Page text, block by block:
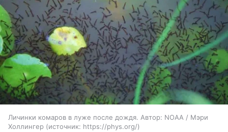
Личинки комаров в луже после дождя. Автор: NOAA / Мэри
Холлингер
источник: https://phys.org/